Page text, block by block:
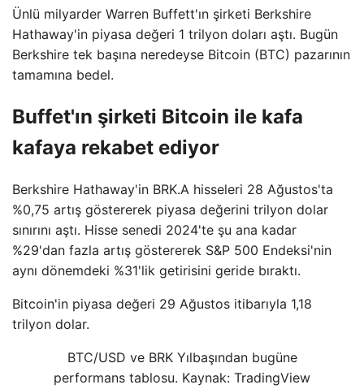
Ünlü milyarder Warren Buffett'ın şirketi Berkshire
Hathaway'in piyasa değeri 1 trilyon doları aştı. Bugün
Berkshire tek başına neredeyse Bitcoin (BTC) pazarının
tamamına bedel.
Buffet'ın şirketi Bitcoin ile kafa
kafaya rekabet ediyor
Berkshire Hathaway'in BRK.A hisseleri 28 Ağustos'ta
%0,75 artış göstererek piyasa değerini trilyon dolar
sınırını aştı. Hisse senedi 2024'te şu ana kadar
%29'dan fazla artış göstererek S&P 500 Endeksi'nin
aynı dönemdeki %31'lik getirisini geride bıraktı.
Bitcoin'in piyasa değeri 29 Ağustos itibarıyla 1,18
trilyon dolar.
BTC/USD ve BRK Yılbaşından bugüne
performans tablosu. Kaynak: TradingView